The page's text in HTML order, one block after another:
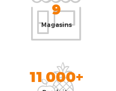
9
Magasins
11 000+